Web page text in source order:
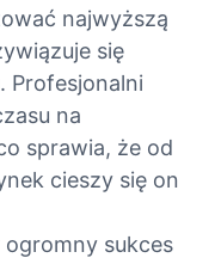
najwyższą
się
Profesjonalni
na
sprawia, że ​​od
cieszy się on
ogromny sukces